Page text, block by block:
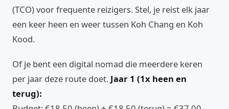
(TCO) voor frequente reizigers. Stel, je reist elk jaar
een keer heen en weer tussen Koh Chang en Koh
Kood.
Of je bent een digital nomad die meerdere keren
per jaar deze route doet. Jaar 1 (1x heen en
terug):